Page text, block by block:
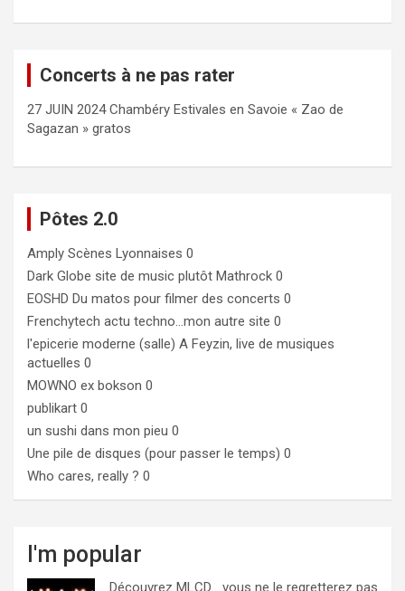
Concerts à ne pas rater
27 JUIN 2024 Chambéry Estivales en Savoie « Zao de
Sagazan » gratos
Pôtes 2.0
Amply Scènes Lyonnaises 0
Dark Globe site de music plutôt Mathrock 0
EOSHD Du matos pour filmer des concerts 0
Frenchytech actu techno…mon autre site 0
l'epicerie moderne (salle) A Feyzin, live de musiques
actuelles 0
MOWNO ex bokson 0
publikart 0
un sushi dans mon pieu 0
Une pile de disques (pour passer le temps) 0
Who cares, really ? 0
I'm popular
Découvrez MLCD… vous ne le regretterez pas